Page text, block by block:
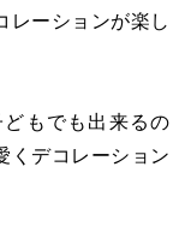
レーションが楽し
もでも出来るの
くデコレーション